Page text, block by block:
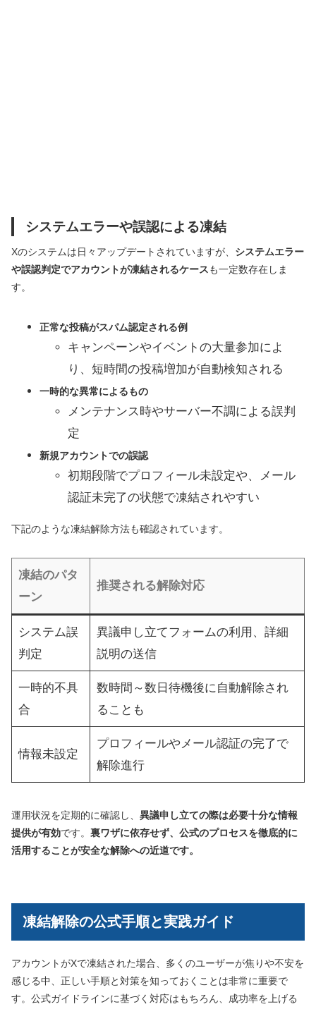
システムエラーや誤認による凍結
Xのシステムは日々アップデートされていますが、 システムエラー
や誤認判定でアカウントが凍結されるケースも一定数存在しま
す。
正常な投稿がスパム認定される例
キャンペーンやイベントの大量参加によ
り、短時間の投稿増加が自動検知される
一時的な異常によるもの
メンテナンス時やサーバー不調による誤判
定
新規アカウントでの誤認
初期段階でプロフィール未設定や、メール
認証未完了の状態で凍結されやすい
下記のような凍結解除方法も確認されています。
凍結のパタ
ーン
推奨される解除対応
システム誤
判定
異議申し立てフォームの利用、詳細
説明の送信
一時的不具
合
数時間～数日待機後に自動解除され
ることも
情報未設定
プロフィールやメール認証の完了で
解除進行
運用状況を定期的に確認し、 異議申し立ての際は必要十分な情報
提供が有効です。 裏ワザに依存せず、公式のプロセスを徹底的に
活用することが安全な解除への近道です。
凍結解除の公式手順と実践ガイド
アカウントがXで凍結された場合、多くのユーザーが焦りや不安を
感じる中、正しい手順と対策を知っておくことは非常に重要で
す。公式ガイドラインに基づく対応はもちろん、成功率を上げる